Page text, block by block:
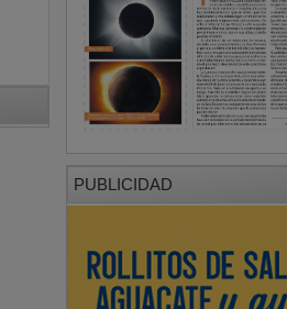
PUBLICIDAD